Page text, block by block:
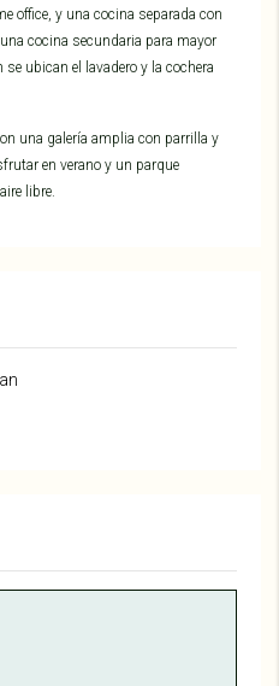
office, y una cocina separada con
cocina secundaria para mayor
ubican el lavadero y la cochera
una galería amplia con parrilla y
en verano y un parque
libre.